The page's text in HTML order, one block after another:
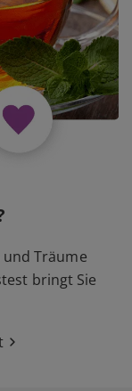
und Träume
bringt Sie